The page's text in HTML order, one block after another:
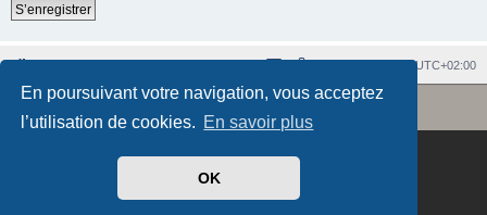
En poursuivant votre navigation, vous acceptez
l’utilisation de cookies. En savoir plus
OK
S’enregistrer
Heures au formatUTC+02:00
Revolution style bySemi_Deus
Traduit parphpBB-fr.com